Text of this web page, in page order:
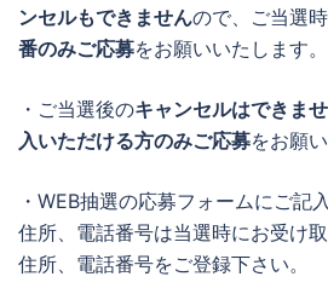
ンセルもできませんので、ご当選
番のみご応募をお願いいたします。
・ご当選後のキャンセルはできま
入いただける方のみご応募をお願
・WEB抽選の応募フォームにご記
住所、電話番号は当選時にお受け
住所、電話番号をご登録下さい。